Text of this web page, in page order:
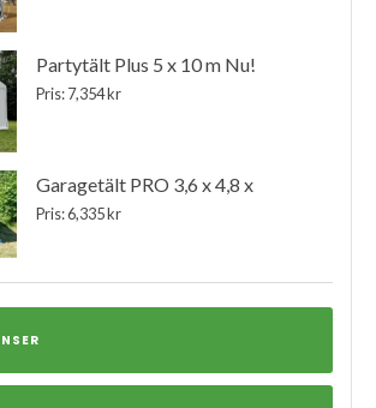
Partytält Plus 5 x 10 m Nu!
Pris: 7,354 kr
Garagetält PRO 3,6 x 4,8 x
Pris: 6,335 kr